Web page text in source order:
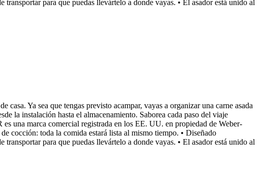
para que puedas llevártelo a donde vayas. • El asador está unido al
Ya sea que tengas previsto acampar, vayas a organizar una carne asada
la instalación hasta el almacenamiento. Saborea cada paso del viaje
una marca comercial registrada en los EE. UU. en propiedad de Weber-
cocción: toda la comida estará lista al mismo tiempo. • Diseñado
para que puedas llevártelo a donde vayas. • El asador está unido al